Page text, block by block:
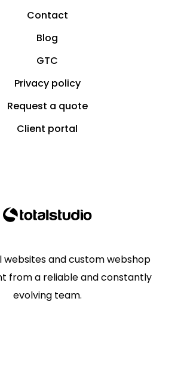
Contact
Blog
GTC
Privacy policy
Request a quote
Client portal
websites and custom webshop
from a reliable and constantly
evolving team.